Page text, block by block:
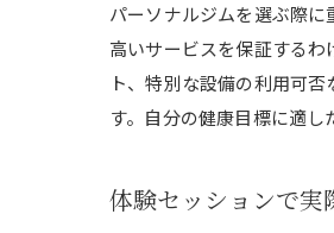
パーソナルジムを選ぶ際
高いサービスを保証する
ト、特別な設備の利用可
す。自分の健康目標に適
体験セッションで実